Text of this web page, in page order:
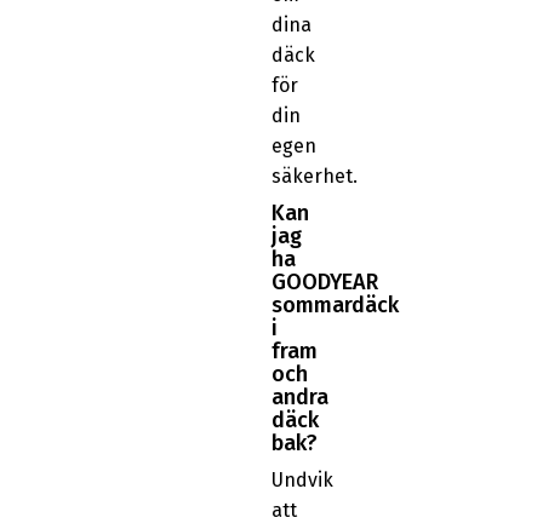
dina
däck
för
din
egen
säkerhet.
Kan
jag
ha
GOODYEAR
sommardäck
i
fram
och
andra
däck
bak?
Undvik
att